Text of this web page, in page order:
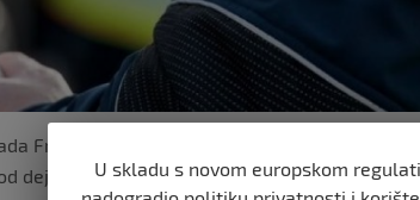
Frajlasinga tokom vikenda isključili su
dejstvom alkohola, ugrožavajući sebe, ali i
U skladu s novom europskom